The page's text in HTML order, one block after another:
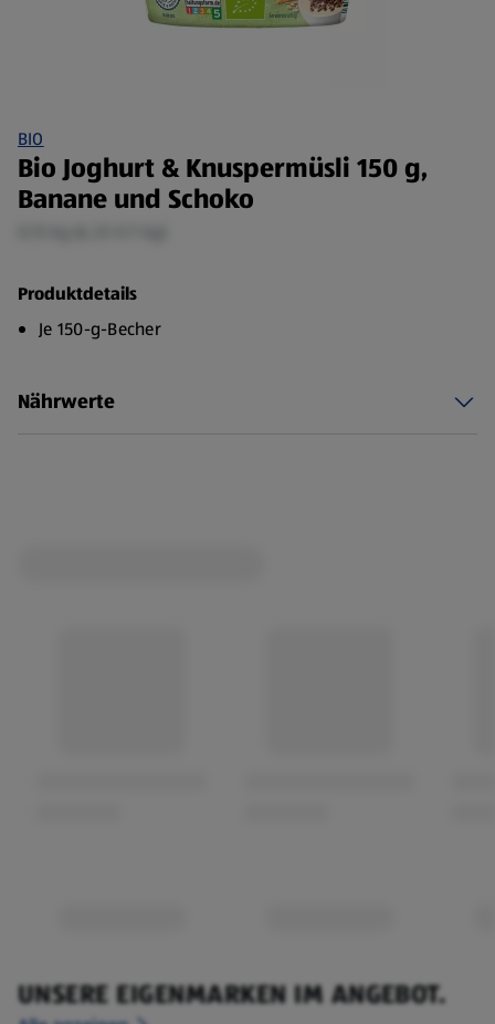
BIO
Bio Joghurt & Knuspermüsli 150 g,
Banane und Schoko
Produktdetails
Je 150-g-Becher
Nährwerte
UNSERE EIGENMARKEN IM ANGEBOT.